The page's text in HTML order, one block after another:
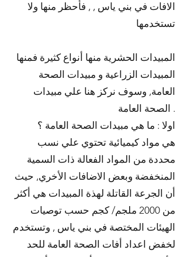
الافات في بني ياس , , فأحظر منها ولا
تستخدمها
المبيدات الحشرية منها أنواع كثيرة فمنها
المبيدات الزراعية و مبيدات الصحة
العامة, وسوف نركز هنا علي مبيدات
الصحة العامة .
اولا : ما هي مبيدات الصحة العامة ؟
هي مواد كيميائية تحتوي علي نسب
محددة من المواد الفعالة ذات السمية
المنخفضة وبعض الاضافات الأخري, حيث
أن الجرعة القاتلة لهذة المبيدات هي أكثر
من 2000 ملجم/ كجم حسب توصيات
الهيئات المختصة في بني ياس , وتستخدم
لخفض اعداد أفات الصحة العامة للحد